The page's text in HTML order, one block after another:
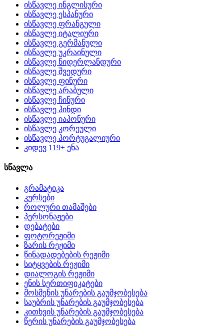
ისწავლე ინგლისური
ისწავლე ესპანური
ისწავლე ფრანგული
ისწავლე იტალიური
ისწავლე გერმანული
ისწავლე უკრაინული
ისწავლე ნიდერლანდური
ისწავლე შვედური
ისწავლე ფინური
ისწავლე არაბული
ისწავლე ჩინური
ისწავლე ჰინდი
ისწავლე იაპონური
ისწავლე კორეული
ისწავლე პორტუგალიური
კიდევ 119+ ენა
სწავლა
გრამატიკა
კურსები
როლური თამაშები
პერსონაჟები
დებატები
ფოტორეჟიმი
ზარის რეჟიმი
წინადადებების რეჟიმი
სიტყვების რეჟიმი
დიალოგის რეჟიმი
ენის სერთიფიკატები
მოსმენის უნარების გაუმჯობესება
საუბრის უნარების გაუმჯობესება
კითხვის უნარების გაუმჯობესება
წერის უნარების გაუმჯობესება